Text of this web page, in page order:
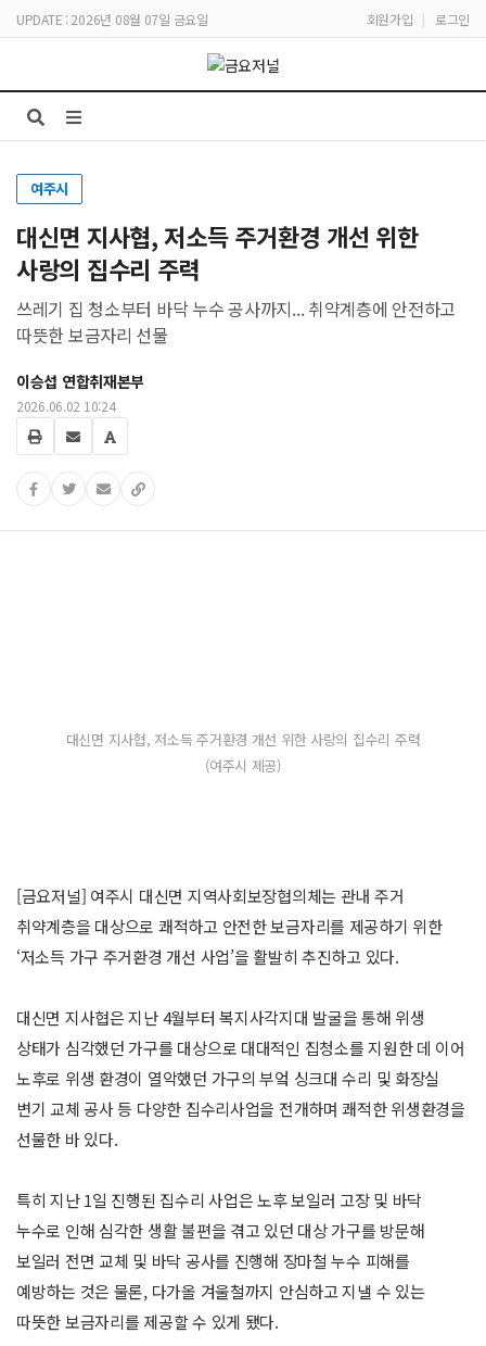
UPDATE : 2026년 08월 07일 금요일 회원가입 | 로그인
여주시
대신면 지사협, 저소득 주거환경 개선 위한
사랑의 집수리 주력
쓰레기 집 청소부터 바닥 누수 공사까지... 취약계층에 안전하고
따뜻한 보금자리 선물
이승섭 연합취재본부
2026.06.02 10:24
대신면 지사협, 저소득 주거환경 개선 위한 사랑의 집수리 주력
(여주시 제공)
[금요저널] 여주시 대신면 지역사회보장협의체는 관내 주거
취약계층을 대상으로 쾌적하고 안전한 보금자리를 제공하기 위한
‘저소득 가구 주거환경 개선 사업’을 활발히 추진하고 있다.
대신면 지사협은 지난 4월부터 복지사각지대 발굴을 통해 위생
상태가 심각했던 가구를 대상으로 대대적인 집청소를 지원한 데 이어
노후로 위생 환경이 열악했던 가구의 부엌 싱크대 수리 및 화장실
변기 교체 공사 등 다양한 집수리사업을 전개하며 쾌적한 위생환경을
선물한 바 있다.
특히 지난 1일 진행된 집수리 사업은 노후 보일러 고장 및 바닥
누수로 인해 심각한 생활 불편을 겪고 있던 대상 가구를 방문해
보일러 전면 교체 및 바닥 공사를 진행해 장마철 누수 피해를
예방하는 것은 물론, 다가올 겨울철까지 안심하고 지낼 수 있는
따뜻한 보금자리를 제공할 수 있게 됐다.